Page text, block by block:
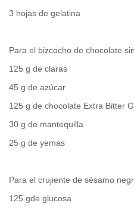
3 hojas de gelatina
Para el bizcocho de chocolate
125 g de claras
45 g de azúcar
125 g de chocolate Extra Bitter
30 g de mantequilla
25 g de yemas
Para el crujiente de sésamo
125 gde glucosa